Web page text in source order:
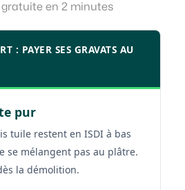
en 2 minutes
: PAYER SES GRAVATS AU
pur
tuile restent en ISDI à bas
se mélangent pas au plâtre.
la démolition.